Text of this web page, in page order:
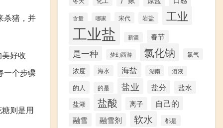
杀猪，并
好收
一个步骤
则是用
含量 哪家 宋代 岩盐 工业
工业盐 新疆 春节
是一种 梦幻西游 氯化钠 氯气
浓度 海水 海盐 湖南 溶液
的人 的是 盐业 盐分 盐水
盐湖 盐酸 离子 自己的
融雪 融雪剂 软水 都是